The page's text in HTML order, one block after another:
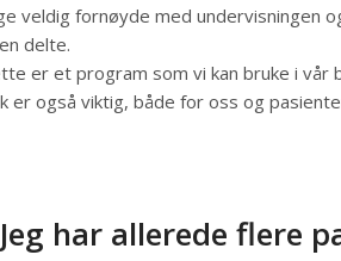
veldig fornøyde med undervisningen
delte.
er et program som vi kan bruke i vår
er også viktig, både for oss og
har allerede flere